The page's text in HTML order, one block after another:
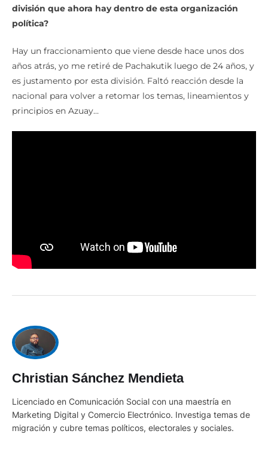
división que ahora hay dentro de esta organización
política?
Hay un fraccionamiento que viene desde hace unos dos
años atrás, yo me retiré de Pachakutik luego de 24 años, y
es justamento por esta división. Faltó reacción desde la
nacional para volver a retomar los temas, lineamientos y
principios en Azuay…
Christian Sánchez Mendieta
Licenciado en Comunicación Social con una maestría en
Marketing Digital y Comercio Electrónico. Investiga temas de
migración y cubre temas políticos, electorales y sociales.